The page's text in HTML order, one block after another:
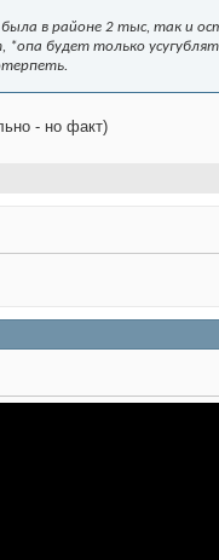
в районе 2 тыс, так и
будет только
- но факт)